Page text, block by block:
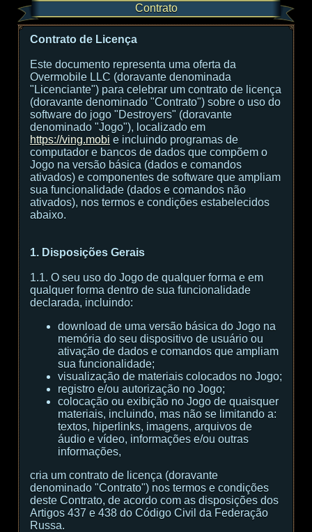
Contrato
Contrato de Licença
Este documento representa uma oferta da
Overmobile LLC (doravante denominada
"Licenciante") para celebrar um contrato de licença
(doravante denominado "Contrato") sobre o uso do
software do jogo "Destroyers" (doravante
denominado "Jogo"), localizado em
https://ving.mobi e incluindo programas de
computador e bancos de dados que compõem o
Jogo na versão básica (dados e comandos
ativados) e componentes de software que ampliam
sua funcionalidade (dados e comandos não
ativados), nos termos e condições estabelecidos
abaixo.
1. Disposições Gerais
1.1. O seu uso do Jogo de qualquer forma e em
qualquer forma dentro de sua funcionalidade
declarada, incluindo:
download de uma versão básica do Jogo na
memória do seu dispositivo de usuário ou
ativação de dados e comandos que ampliam
sua funcionalidade;
visualização de materiais colocados no Jogo;
registro e/ou autorização no Jogo;
colocação ou exibição no Jogo de quaisquer
materiais, incluindo, mas não se limitando a:
textos, hiperlinks, imagens, arquivos de
áudio e vídeo, informações e/ou outras
informações,
cria um contrato de licença (doravante
denominado "Contrato") nos termos e condições
deste Contrato, de acordo com as disposições dos
Artigos 437 e 438 do Código Civil da Federação
Russa.